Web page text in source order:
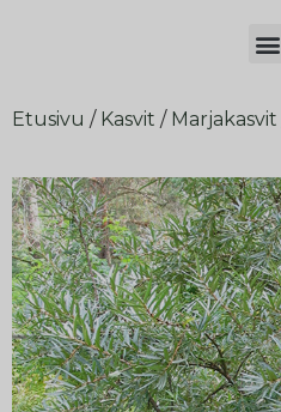
Etusivu / Kasvit / Marjakasvit